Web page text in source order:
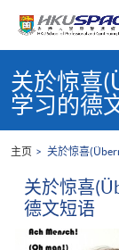
content
start关於惊喜
学习的德
主页 关於惊喜
关於惊喜
德文短语